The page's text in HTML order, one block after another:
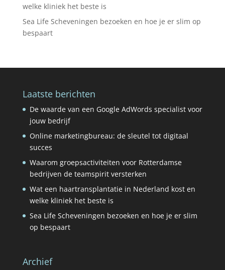
welke kliniek het beste is
Sea Life Scheveningen bezoeken en hoe je er slim op
bespaart
Laatste berichten
De waarde van een Google AdWords specialist voor
jouw bedrijf
Online marketingbureau: de sleutel tot digitaal
succes
Waarom groepsactiviteiten voor Rotterdamse
bedrijven de teamspirit versterken
Wat een haartransplantatie in Nederland kost en
welke kliniek het beste is
Sea Life Scheveningen bezoeken en hoe je er slim
op bespaart
Archief